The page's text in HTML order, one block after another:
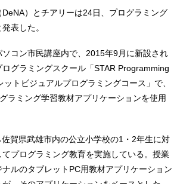
）とチアリーは24日、プログラミング
表した。
コン市民講座内で、2015年9月に新設され
グラミングスクール「STAR Programming
トビジュアルプログラミングコース」で、
ラミング学習教材アプリケーションを使用
賀県武雄市内の公立小学校の1・2年生に対
てプログラミング教育を実施している。授業
ルのタブレットPC用教材アプリケーション